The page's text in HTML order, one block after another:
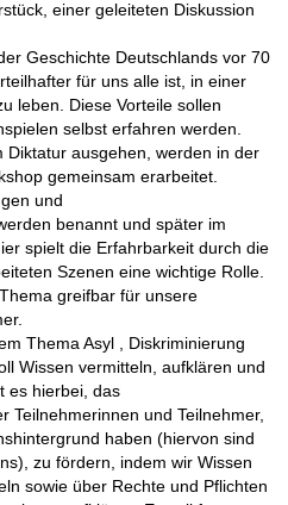
einer geleiteten Diskussion
Geschichte Deutschlands vor 70
für uns alle ist, in einer
leben. Diese Vorteile sollen
selbst erfahren werden.
Diktatur ausgehen, werden in der
gemeinsam erarbeitet.
und
benannt und später im
spielt die Erfahrbarkeit durch die
Szenen eine wichtige Rolle.
greifbar für unsere
Thema Asyl , Diskriminierung
Wissen vermitteln, aufklären und
es hierbei, das
Teilnehmerinnen und Teilnehmer,
haben (hiervon sind
zu fördern, indem wir Wissen
sowie über Rechte und Pflichten